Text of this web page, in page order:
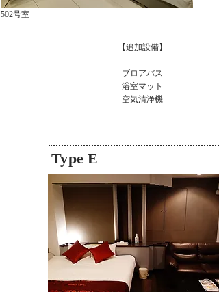
502号室
【追加設備】
ブロアバス
浴室マット
​空気清浄機
Type E